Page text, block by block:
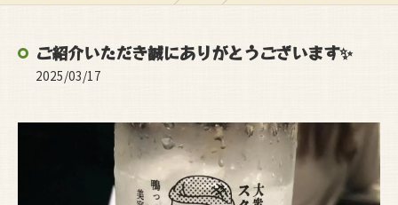
ご紹介いただき誠にありがとうございます✨
2025/03/17